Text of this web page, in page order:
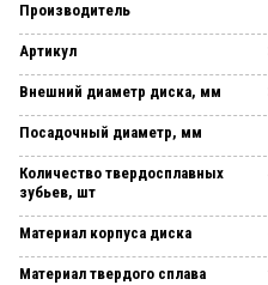
Производитель
Артикул
Внешний диаметр диска, мм
Посадочный диаметр, мм
Количество твердосплавных
зубьев, шт
Материал корпуса диска
Материал твердого сплава